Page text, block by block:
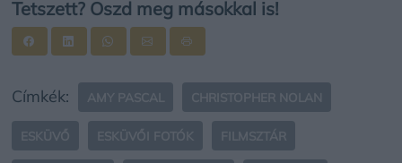
Tetszett? Oszd meg másokkal is!
Címkék: AMY PASCAL CHRISTOPHER NOLAN
ESKÜVŐ ESKÜVŐI FOTÓK FILMSZTÁR